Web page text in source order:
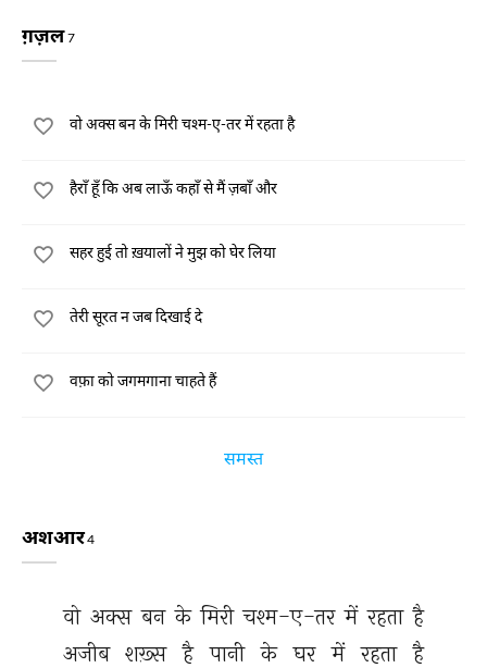
ग़ज़ल7
वो अक्स बन के मिरी चश्म-ए-तर में रहता है
हैराँ हूँ कि अब लाऊँ कहाँ से मैं ज़बाँ और
सहर हुई तो ख़यालों ने मुझ को घेर लिया
तेरी सूरत न जब दिखाई दे
वफ़ा को जगमगाना चाहते हैं
समस्त
अशआर4
वो अक्स बन के मिरी चश्म-ए-तर में रहता है
अजीब शख़्स है पानी के घर में रहता है